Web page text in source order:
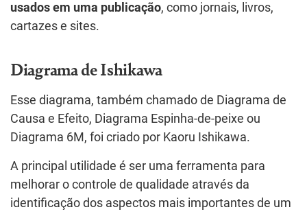
usados em uma publicação, como jornais, livros,
cartazes e sites.
Diagrama de Ishikawa
Esse diagrama, também chamado de Diagrama de
Causa e Efeito, Diagrama Espinha-de-peixe ou
Diagrama 6M, foi criado por Kaoru Ishikawa.
A principal utilidade é ser uma ferramenta para
melhorar o controle de qualidade através da
identificação dos aspectos mais importantes de um